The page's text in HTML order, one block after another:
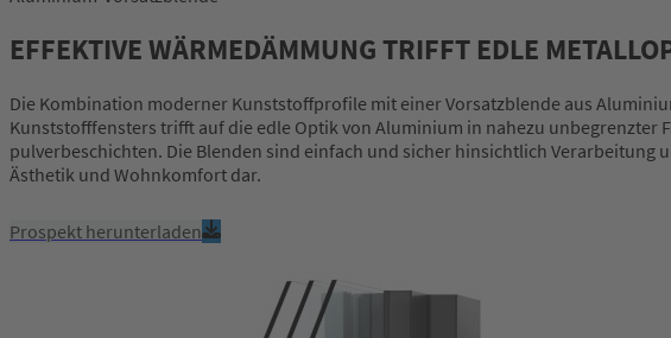
EFFEKTIVE WÄRMEDÄMMUNG TRIFFT EDLE
Die Kombination moderner Kunststoffprofile mit einer Vorsatzblende aus
Kunststofffensters trifft auf die edle Optik von Aluminium in nahezu unbegrenzter
pulverbeschichten. Die Blenden sind einfach und sicher hinsichtlich
Ästhetik und Wohnkomfort dar.
Prospekt herunterladen